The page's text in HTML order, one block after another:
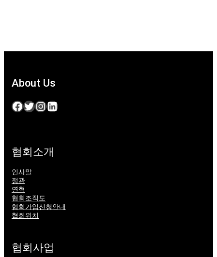
About Us
Facebook Twitter InstagramLinkedIn
협회소개
인사말
정관
연혁
협회조직도
협회가입신청안내
협회위치
협회사업